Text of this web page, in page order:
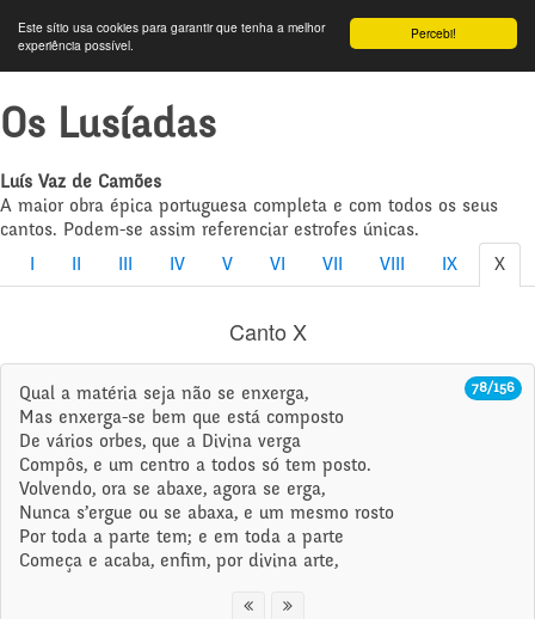
Percebi!
Este sítio usa cookies para garantir que tenha a melhor
experiência possível.
Os Lusíadas
Luís Vaz de Camões
A maior obra épica portuguesa completa e com todos os seus
cantos. Podem-se assim referenciar estrofes únicas.
IV V VI VII VIII IX X
Canto X
78/156
Qual a matéria seja não se enxerga,
Mas enxerga-se bem que está composto
De vários orbes, que a Divina verga
Compôs, e um centro a todos só tem posto.
Volvendo, ora se abaxe, agora se erga,
Nunca s’ergue ou se abaxa, e um mesmo rosto
Por toda a parte tem; e em toda a parte
Começa e acaba, enfim, por divina arte,